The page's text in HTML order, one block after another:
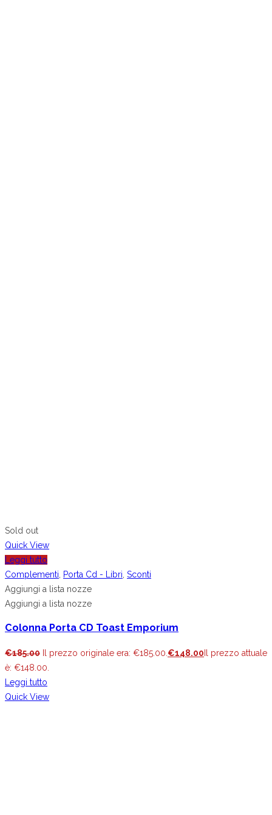
Sold out
Quick View
Leggi tutto
Complementi
Porta Cd - Libri Sconti
Aggiungi a lista nozze
Aggiungi a lista nozze
Colonna Porta CD Toast Emporium
€185.00 Il prezzo originale era: €185.00. €148.00 Il prezzo attuale
è: €148.00.
Leggi tutto
Quick View